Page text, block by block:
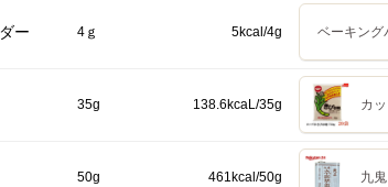
ー 4ｇ 5kcal/4g ベーキング
35g 138.6kcaL/35g カ
50g 461kcal/50g 九